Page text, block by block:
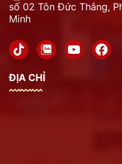
số 02 Tôn Đức Thắng,
Minh
ĐỊA CHỈ